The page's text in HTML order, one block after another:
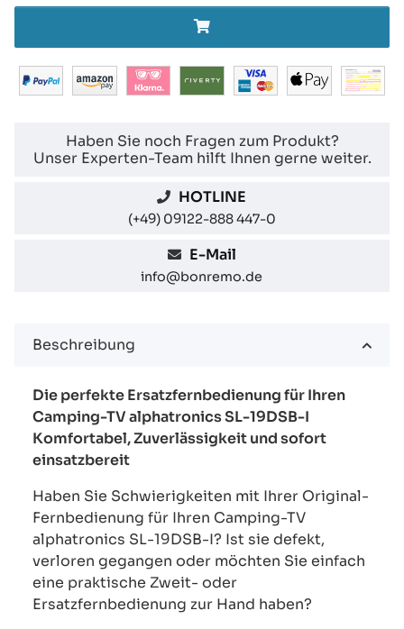
Haben Sie noch Fragen zum Produkt?
Unser Experten-Team hilft Ihnen gerne weiter.
HOTLINE
(+49) 09122-888 447-0
E-Mail
info@bonremo.de
Beschreibung
Die perfekte Ersatzfernbedienung für Ihren
Camping-TV alphatronics SL-19DSB-I
Komfortabel, Zuverlässigkeit und sofort
einsatzbereit
Haben Sie Schwierigkeiten mit Ihrer Original-
Fernbedienung für Ihren Camping-TV
alphatronics SL-19DSB-I? Ist sie defekt,
verloren gegangen oder möchten Sie einfach
eine praktische Zweit- oder
Ersatzfernbedienung zur Hand haben?